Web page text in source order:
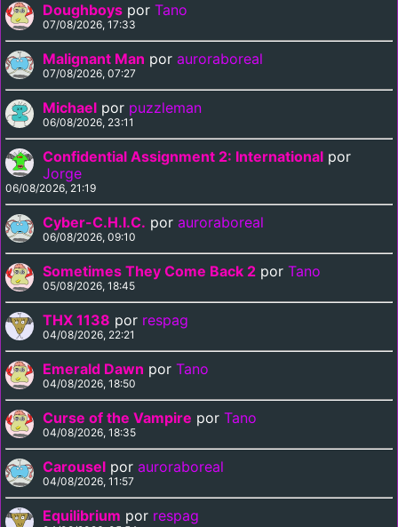
Doughboys por Tano
07/08/2026, 17:33
Malignant Man por auroraboreal
07/08/2026, 07:27
Michael por puzzleman
06/08/2026, 23:11
Confidential Assignment 2: International por
Jorge
06/08/2026, 21:19
Cyber-C.H.I.C. por auroraboreal
06/08/2026, 09:10
Sometimes They Come Back 2 por Tano
05/08/2026, 18:45
THX 1138 por respag
04/08/2026, 22:21
Emerald Dawn por Tano
04/08/2026, 18:50
Curse of the Vampire por Tano
04/08/2026, 18:35
Carousel por auroraboreal
04/08/2026, 11:57
Equilibrium por respag